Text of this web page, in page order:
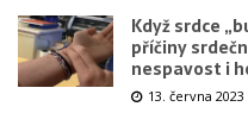
Když srdce
příčiny
nespavost i
13. června 2023